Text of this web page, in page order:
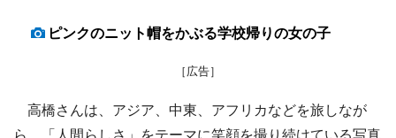
ピンクのニット帽をかぶる学校帰りの女の子
［広告］
高橋さんは、アジア、中東、アフリカなどを旅しなが
ら、「人間らしさ」をテーマに笑顔を撮り続けている写真